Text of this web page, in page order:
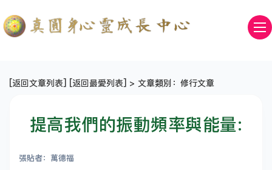
[返回文章列表] [返回最愛列表] > 文章類別：修行文章
提高我們的振動頻率與能量:
張貼者：萬德福